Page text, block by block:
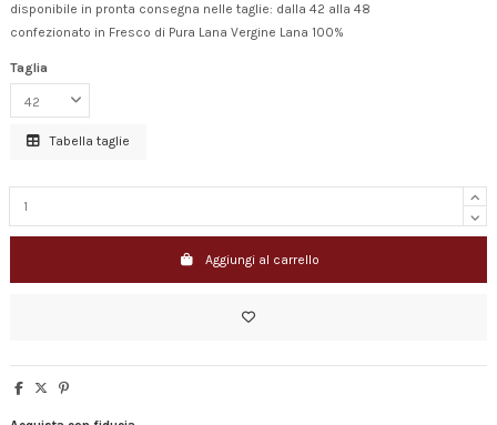
disponibile in pronta consegna nelle taglie: dalla 42 alla 48
confezionato in Fresco di Pura Lana Vergine Lana 100%
Taglia
Tabella taglie
Aggiungi al carrello